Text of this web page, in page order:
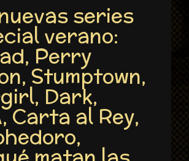
series
verano:
Perry
Stumptown,
Dark,
Carta al Rey,